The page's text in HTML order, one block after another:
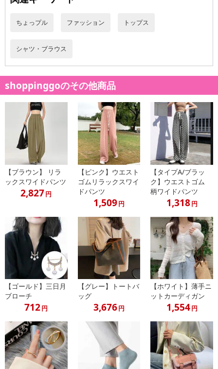
ちょっプル ファッション トップス
シャツ・ブラウス
shoppinggoのその他商品
【ブラウン】 リラ
ックスワイドパンツ
2,827円
【ピンク】ウエスト
ゴムリラックスワイ
ドパンツ
1,509円
【タイプA/ブラッ
ク】ウエストゴム
柄ワイドパンツ
1,318円
【ゴールド】三日月
ブローチ
712円
【グレー】トートバ
ッグ
3,676円
【ホワイト】薄手ニ
ットカーディガン
1,554円